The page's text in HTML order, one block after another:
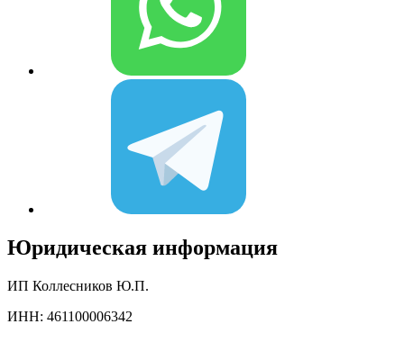
Юридическая информация
ИП Коллесников Ю.П.
ИНН: 461100006342